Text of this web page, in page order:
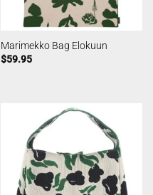
Marimekko Bag Elokuun
$59.95